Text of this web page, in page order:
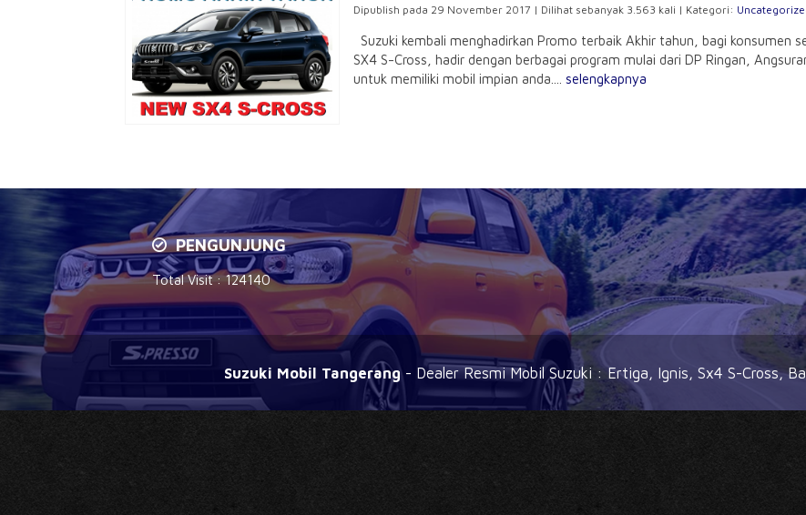
Dipublish pada 29 November 2017 | Dilihat sebanyak 3.563 kali | Kategori:
Suzuki kembali menghadirkan Promo terbaik Akhir tahun, bagi konsumen
SX4 S-Cross, hadir dengan berbagai program mulai dari DP Ringan,
untuk memiliki mobil impian anda.... selengkapnya
PENGUNJUNG
Total Visit :124140
Suzuki Mobil Tangerang- Dealer Resmi Mobil Suzuki : Ertiga, Ignis, Sx4 S-Cross,